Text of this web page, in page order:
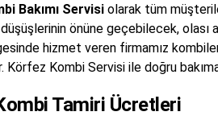
Bakımı Servisi olarak tüm
önüne geçebilecek, olası
hizmet veren firmamız
Körfez Kombi Servisi ile doğru
Tamiri Ücretleri